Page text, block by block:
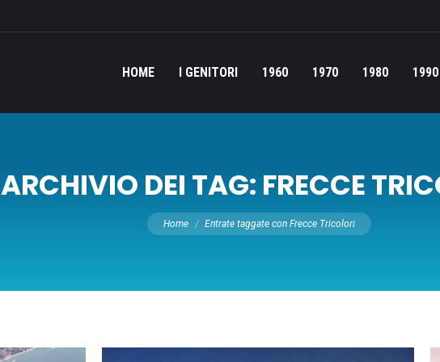
HOME I GENITORI 1960 1970 1980 1990
ARCHIVIO DEI TAG: FRECCE
Tu sei qui:
Home Entrate taggate con Frecce Tricolori